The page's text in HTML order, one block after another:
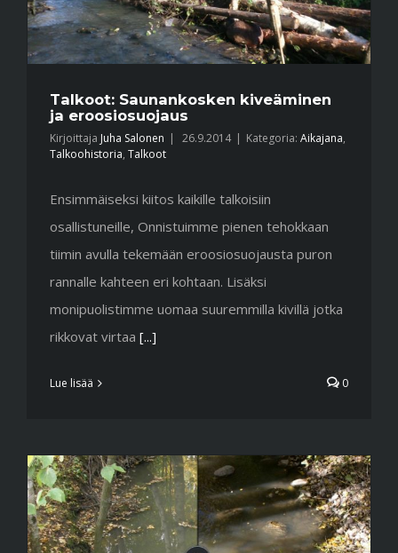
Talkoot: Saunankosken kiveäminen
ja eroosiosuojaus
Kirjoittaja Juha Salonen | 26.9.2014 | Kategoria: Aikajana,
Talkoohistoria, Talkoot
Ensimmäiseksi kiitos kaikille talkoisiin
osallistuneille, Onnistuimme pienen tehokkaan
tiimin avulla tekemään eroosiosuojausta puron
rannalle kahteen eri kohtaan. Lisäksi
monipuolistimme uomaa suuremmilla kivillä jotka
rikkovat virtaa [...]
Lue lisää 0